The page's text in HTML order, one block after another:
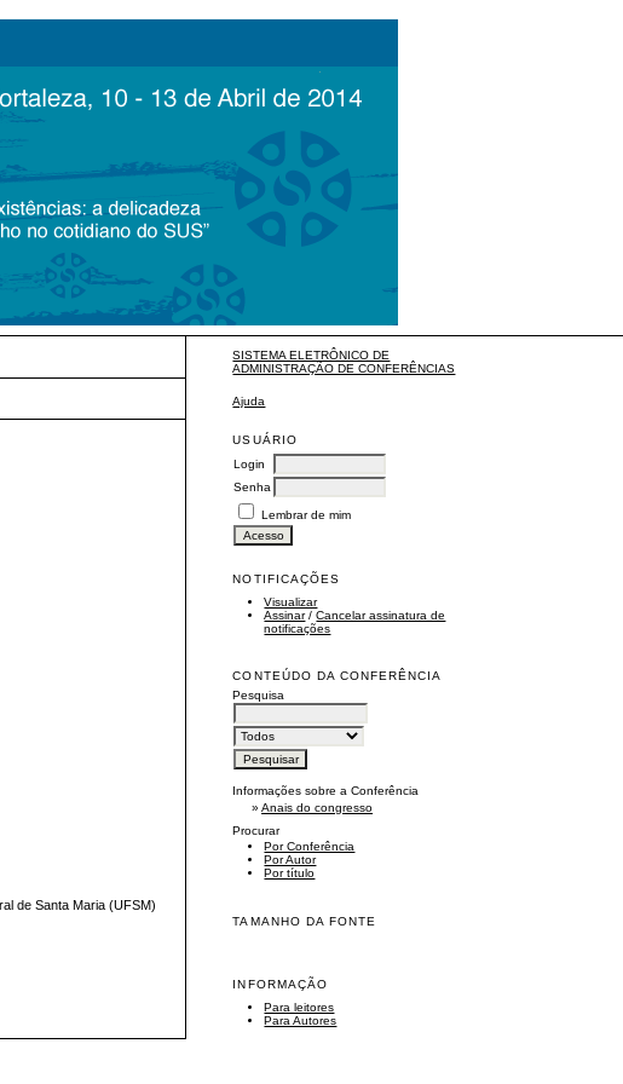
SISTEMA ELETRÔNICO DE
ADMINISTRAÇÃO DE CONFERÊNCIAS
Ajuda
USUÁRIO
Login
Senha
Lembrar de mim
NOTIFICAÇÕES
Visualizar
Assinar/Cancelar assinatura de
notificações
CONTEÚDO DA CONFERÊNCIA
Pesquisa
Informações sobre a Conferência
»Anais do congresso
Procurar
Por Conferência
Por Autor
Por título
TAMANHO DA FONTE
INFORMAÇÃO
Para leitores
Para Autores
de Santa Maria (UFSM)